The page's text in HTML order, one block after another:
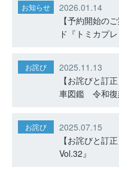
お知らせ
2026.01.14
【予約開始の
ド『トミカプ
お詫び
2025.11.13
【お詫びと訂
車図鑑 令和復
お詫び
2025.07.15
【お詫びと訂
Vol.32』